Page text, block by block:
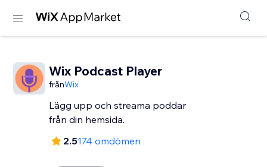
Wix Podcast Player
frånWix
Lägg upp och streama poddar
från din hemsida.
2.5174 omdömen